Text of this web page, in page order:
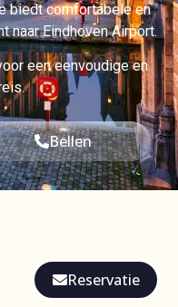
biedt comfortabele en
naarEindhoven Airport.
een eenvoudige en
Bellen
Reservatie